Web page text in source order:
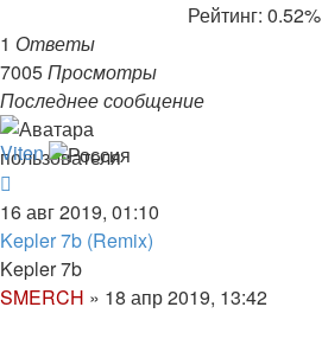
Рейтинг: 0.52%
1 Ответы
7005Просмотры
Последнее сообщение
Viten
16 авг 2019, 01:10
Kepler 7b (Remix)
Kepler 7b
SMERCH » 18 апр 2019, 13:42